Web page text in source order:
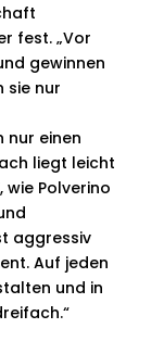
fest. „Vor
gewinnen
sie nur
nur einen
liegt leicht
wie Polverino
aggressiv
Auf jeden
und in